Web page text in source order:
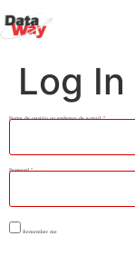
Log In
Nome de usuário ou endereço de e-mail *
Password *
Remember me